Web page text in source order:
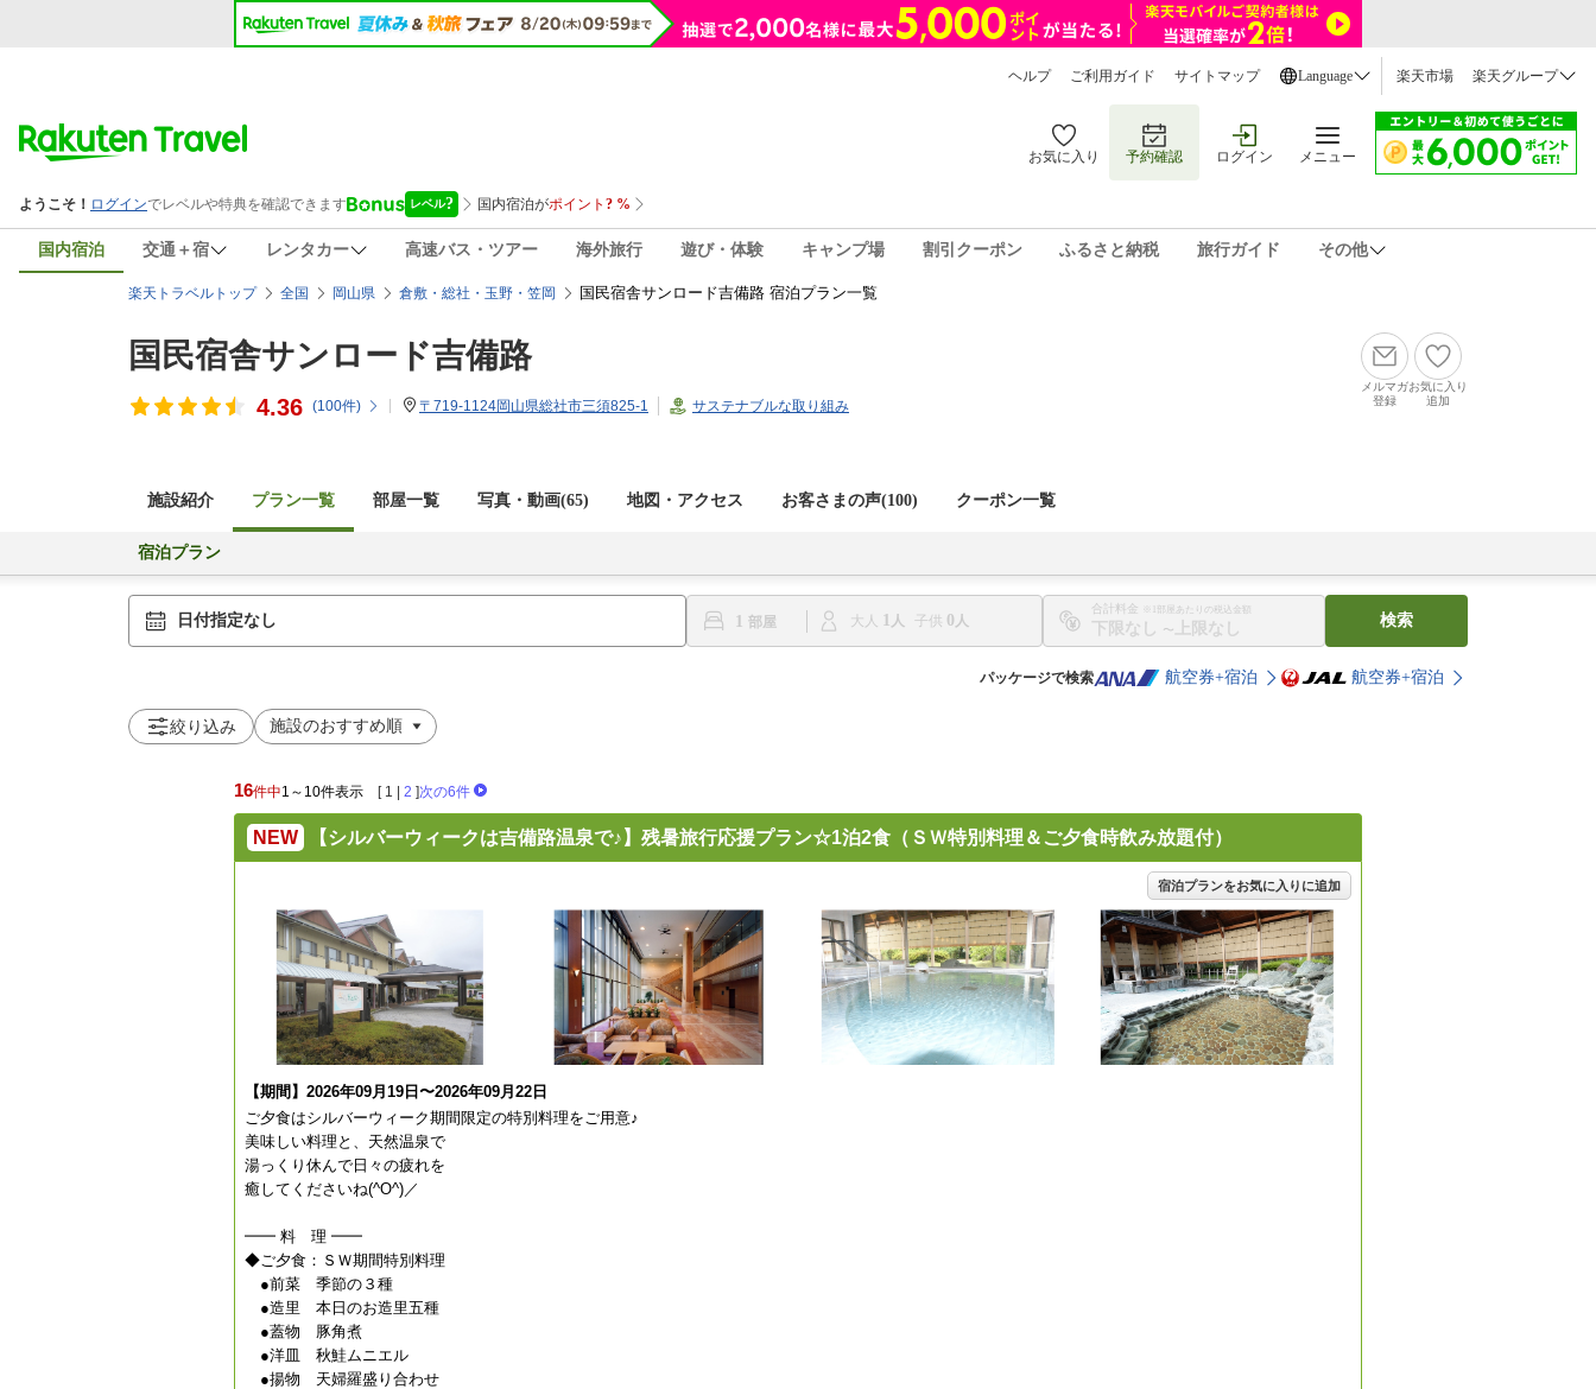
ヘルプ ご利用ガイド サイトマップ Language 楽天市場 楽天グループ
お気に入り 予約確認 ログイン メニュー
国内宿泊 交通＋宿 レンタカー 高速バス・ツアー 海外旅行 遊び・体験 キャンプ場 割引クーポン ふるさと納税 旅行ガイド その他
楽天トラベルトップ 全国 岡山県 倉敷・総社・玉野・笠岡 国民宿舎サンロード吉備路 宿泊プラン一覧
国民宿舎サンロード吉備路
4.36 (100件) 〒719-1124岡山県総社市三須825-1 サステナブルな取り組み
メルマガ
登録
お気に入り
追加
施設紹介 プラン一覧 部屋一覧 写真・動画(65) 地図・アクセス お客さまの声(100) クーポン一覧
宿泊プラン
日付指定なし 1 大人 1 子供 0
合計料金 ※1部屋あたりの税込金額
〜
検索
パッケージで検索 航空券+宿泊 航空券+宿泊
絞り込み
16件中1～10件表示 [ 1 2 ]次の6件
NEW 【シルバーウィークは吉備路温泉で♪】残暑旅行応援プラン☆1泊2食（ＳＷ特別料理＆ご夕食時飲み放題付）
宿泊プランをお気に入りに追加
【期間】2026年09月19日〜2026年09月22日
ご夕食はシルバーウィーク期間限定の特別料理をご用意♪
美味しい料理と、天然温泉で
湯っくり休んで日々の疲れを
癒してくださいね(^O^)／
━━ 料 理 ━━
◆ご夕食：ＳＷ期間特別料理
●前菜 季節の３種
●造里 本日のお造里五種
●蓋物 豚角煮
●洋皿 秋鮭ムニエル
●揚物 天婦羅盛り合わせ